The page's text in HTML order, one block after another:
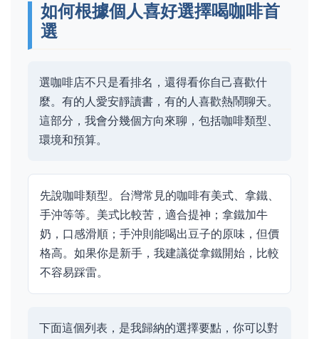
如何根據個人喜好選擇喝咖啡首
選
選咖啡店不只是看排名，還得看你自己喜歡什
麼。有的人愛安靜讀書，有的人喜歡熱鬧聊天。
這部分，我會分幾個方向來聊，包括咖啡類型、
環境和預算。
先說咖啡類型。台灣常見的咖啡有美式、拿鐵、
手沖等等。美式比較苦，適合提神；拿鐵加牛
奶，口感滑順；手沖則能喝出豆子的原味，但價
格高。如果你是新手，我建議從拿鐵開始，比較
不容易踩雷。
下面這個列表，是我歸納的選擇要點，你可以對